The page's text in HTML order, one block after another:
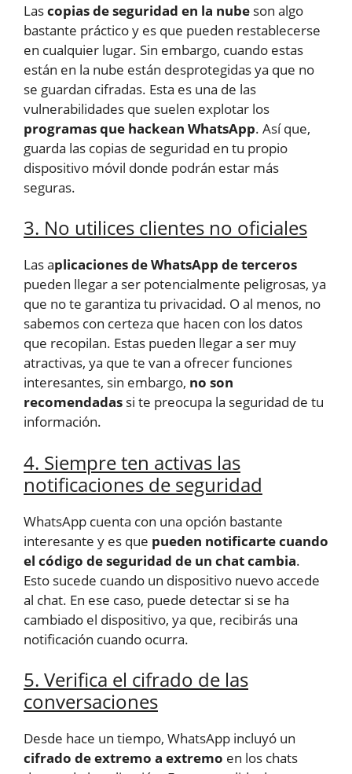
Lascopias de seguridad en la nube son algo
bastante práctico y es que pueden restablecerse
en cualquier lugar. Sin embargo, cuando estas
están en la nube están desprotegidas ya que no
se guardan cifradas. Esta es una de las
vulnerabilidades que suelen explotar los
programas que hackean WhatsApp. Así que,
guarda las copias de seguridad en tu propio
dispositivo móvil donde podrán estar más
seguras.
3. No utilices clientes no oficiales
Las aplicaciones de WhatsApp de terceros
pueden llegar a ser potencialmente peligrosas, ya
que no te garantiza tu privacidad. O al menos, no
sabemos con certeza que hacen con los datos
que recopilan. Estas pueden llegar a ser muy
atractivas, ya que te van a ofrecer funciones
interesantes, sin embargo, no son
recomendadas si te preocupa la seguridad de tu
información.
4. Siempre ten activas las
notificaciones de seguridad
WhatsApp cuenta con una opción bastante
interesante y es que pueden notificarte cuando
el código de seguridad de un chat cambia.
Esto sucede cuando un dispositivo nuevo accede
al chat. En ese caso, puede detectar si se ha
cambiado el dispositivo, ya que, recibirás una
notificación cuando ocurra.
5. Verifica el cifrado de las
conversaciones
Desde hace un tiempo, WhatsApp incluyó un
cifrado de extremo a extremo en los chats